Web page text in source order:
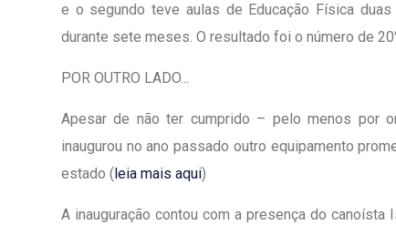
e o segundo teve aulas de Educação Física
durante sete meses. O resultado foi o número de
POR OUTRO LADO...
Apesar de não ter cumprido – pelo menos por
inaugurou no ano passado outro equipamento
estado ( leia mais aqui)
A inauguração contou com a presença do